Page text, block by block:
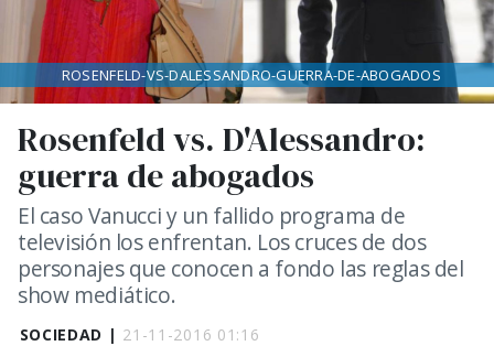
SOCIEDAD | 21-11-2016 01:16
Rosenfeld vs. D'Alessandro:
guerra de abogados
El caso Vanucci y un fallido programa de
televisión los enfrentan. Los cruces de dos
personajes que conocen a fondo las reglas del
show mediático.
ROSENFELD-VS-DALESSANDRO-GUERRA-DE-ABOGADOS